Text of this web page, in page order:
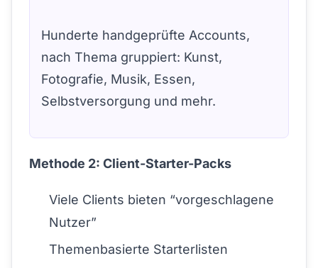
Hunderte handgeprüfte Accounts,
nach Thema gruppiert: Kunst,
Fotografie, Musik, Essen,
Selbstversorgung und mehr.
Methode 2: Client-Starter-Packs
Viele Clients bieten “vorgeschlagene
Nutzer”
Themenbasierte Starterlisten